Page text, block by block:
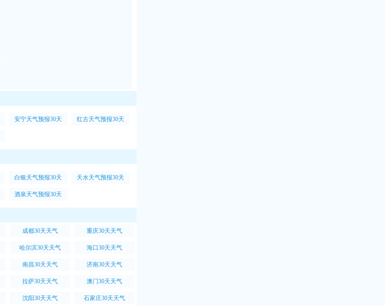
安宁天气预报30天 红古天气预报30天
白银天气预报30天 天水天气预报30天
酒泉天气预报30天
成都30天天气 重庆30天天气
哈尔滨30天天气 海口30天天气
南昌30天天气 济南30天天气
拉萨30天天气 澳门30天天气
沈阳30天天气 石家庄30天天气